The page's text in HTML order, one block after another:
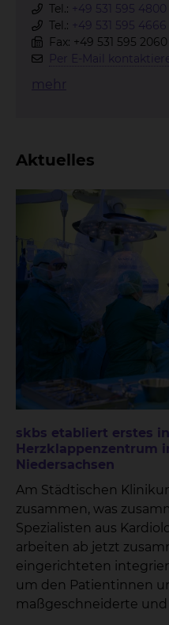
Tel.: +49 531 595 4800
Tel.: +49 531 595 4666
Fax: +49 531 595 2060
Per E-Mail
mehr
Aktuelles
skbs etabliert erstes
Herzklappenzentrum
Niedersachsen
Am Städtischen
zusammen, was
Spezialisten aus
arbeiten ab jetzt
eingerichteten
um den Patientinnen
maßgeschneiderte